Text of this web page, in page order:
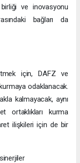
ve inovasyonu
bağları da
için, DAFZ ve
odaklanacak.
kalmayacak, aynı
ortaklıkları kurma
ilişkileri için de bir